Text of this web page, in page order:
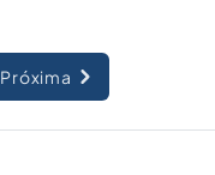
Próxima